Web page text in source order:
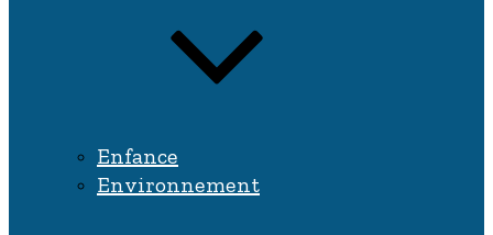
Enfance
Environnement